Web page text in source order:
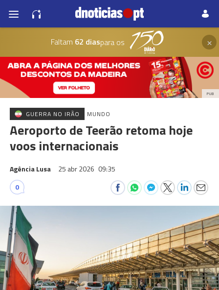
Faltam 62 diaspara os ×
PUB
GUERRA NO IRÃO MUNDO
Aeroporto de Teerão retoma hoje
voos internacionais
Agência Lusa 25 abr 2026 09:35
0